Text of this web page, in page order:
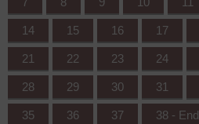
14 15 16 17
21 22 23 24
28 29 30 31
35 36 37 38 - End